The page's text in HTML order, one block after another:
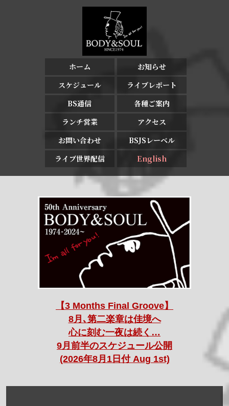
ホーム
お知らせ
スケジュール
ライブレポート
BS通信
各種ご案内
ランチ営業
アクセス
お問い合わせ
BSJSレーベル
ライブ世界配信
English
【3 Months Final Groove】
8月､第二楽章は佳境へ
心に刻む一夜は続く…
9月前半のスケジュール公開
(2026年8月1日付 Aug 1st)